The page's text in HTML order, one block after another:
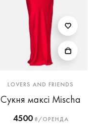
LOVERS AND FRIENDS
Сукня максі Mischa
4500₴/ОРЕНДА